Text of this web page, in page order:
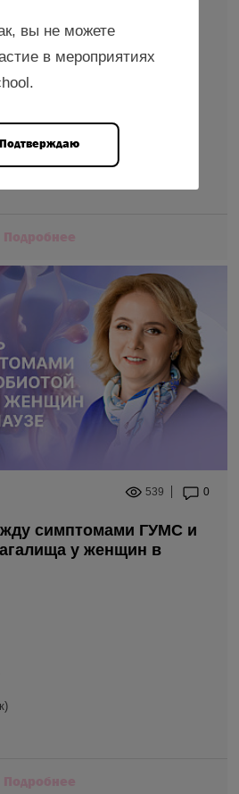
перспективы
Подробнее
539 0
симптомами ГУМС и
у женщин в
Подробнее
вы не можете
в мероприятиях
Подтверждаю